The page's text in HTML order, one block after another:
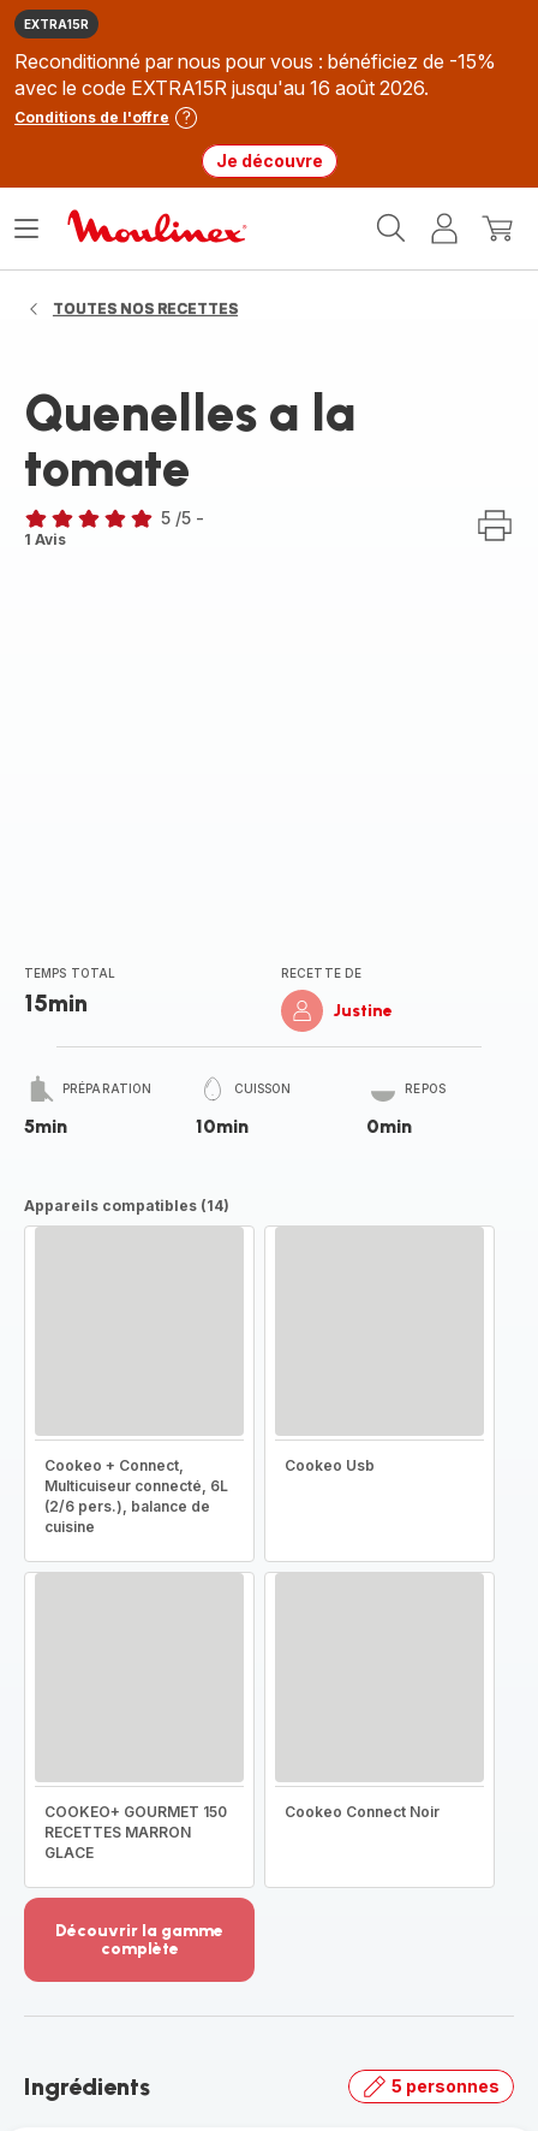
EXTRA15R
Reconditionné par nous pour vous : bénéficiez de -15%
avec le code EXTRA15R jusqu'au 16 août 2026.
Conditions de l'offre
Je découvre
MonMon
Ouvrir
TOUTES NOS RECETTES
Quenelles a la
tomate
Avis
5 /5 -
1 Avis
TEMPS TOTAL
15min
RECETTE DE
Justine
PRÉPARATION
5min
CUISSON
10min
REPOS
0min
Appareils compatibles (14)
Cookeo + Connect,
Multicuiseur connecté, 6L
(2/6 pers.), balance de
cuisine
Cookeo Usb
COOKEO+ GOURMET 150
RECETTES MARRON
GLACE
Cookeo Connect Noir
Découvrir la gamme
complète
-
gamme
Ingrédients 5 personnes